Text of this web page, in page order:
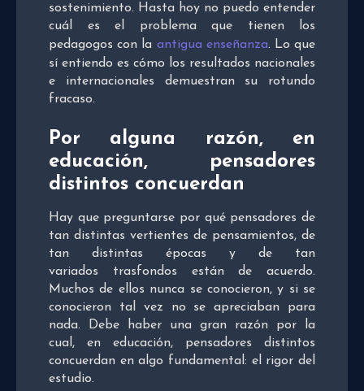
sostenimiento. Hasta hoy no puedo entender
cuál es el problema que tienen los
pedagogos con la antigua enseñanza. Lo que
sí entiendo es cómo los resultados nacionales
e internacionales demuestran su rotundo
fracaso.
Por alguna razón, en
educación, pensadores
distintos concuerdan
Hay que preguntarse por qué pensadores de
tan distintas vertientes de pensamientos, de
tan distintas épocas y de tan
variados trasfondos están de acuerdo.
Muchos de ellos nunca se conocieron, y si se
conocieron tal vez no se apreciaban para
nada. Debe haber una gran razón por la
cual, en educación, pensadores distintos
concuerdan en algo fundamental: el rigor del
estudio.